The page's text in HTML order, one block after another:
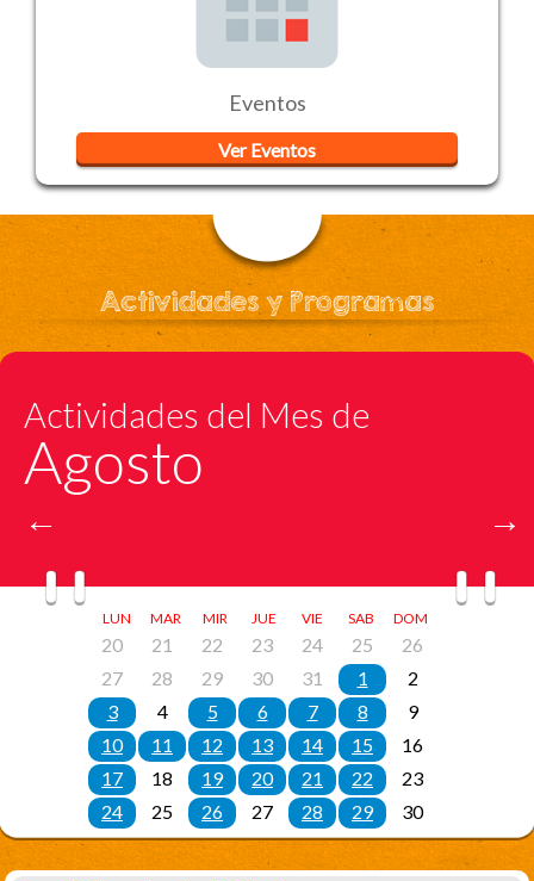
Eventos
Ver Eventos
Actividades y Programas